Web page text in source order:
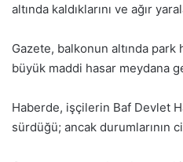
altında kaldıklarını ve ağır
Gazete, balkonun altında
büyük maddi hasar meydana
Haberde, işçilerin Baf Devlet
sürdüğü; ancak durumlarının